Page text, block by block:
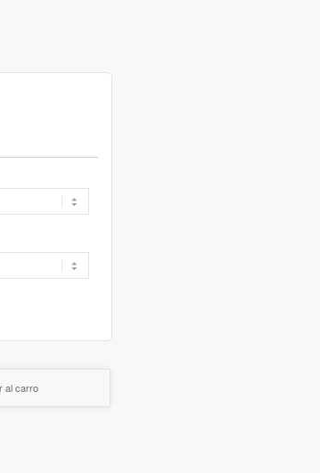
al carro